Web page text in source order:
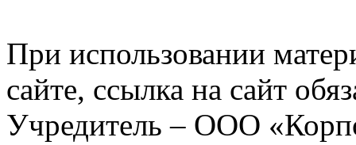
При использовании
сайте, ссылка на сайт
Учредитель – ООО